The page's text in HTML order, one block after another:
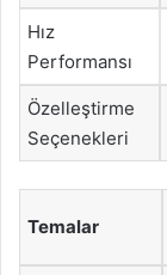
Hız
Performansı
Özelleştirme
Seçenekleri
Temalar